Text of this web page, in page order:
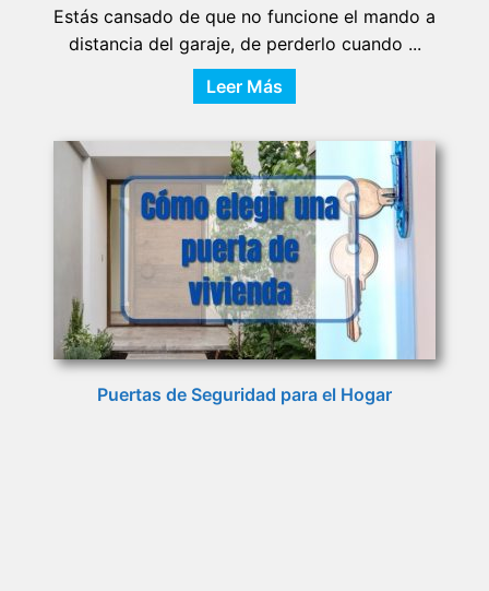
Estás cansado de que no funcione el mando a
distancia del garaje, de perderlo cuando ...
Leer Más
Puertas de Seguridad para el Hogar